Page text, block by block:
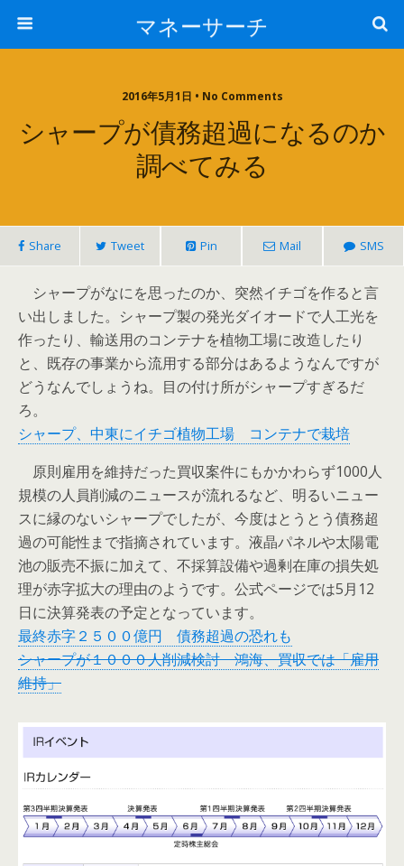
マネーサーチ
2016年5月1日 • No Comments
シャープが債務超過になるのか
調べてみる
Share Tweet Pin Mail SMS
シャープがなにを思ったのか、突然イチゴを作ると言
い出しました。シャープ製の発光ダイオードで人工光を
作ったり、輸送用のコンテナを植物工場に改造したり
と、既存の事業から流用する部分はあるようなんですが
どうなんでしょうね。目の付け所がシャープすぎるだ
ろ。
シャープ、中東にイチゴ植物工場 コンテナで栽培
原則雇用を維持だった買収案件にもかかわらず1000人
規模の人員削減のニュースが流れるなど、明るいニュー
スに縁のないシャープでしたが、今度はとうとう債務超
過の可能性まで指摘されています。液晶パネルや太陽電
池の販売不振に加えて、不採算設備や過剰在庫の損失処
理が赤字拡大の理由のようです。公式ページでは5月12
日に決算発表の予定となっています。
最終赤字２５００億円 債務超過の恐れも
シャープが１０００人削減検討 鴻海、買収では「雇用
維持」